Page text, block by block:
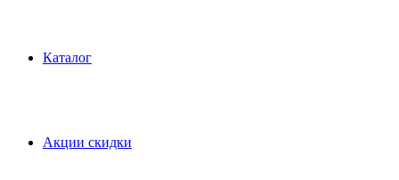
Каталог
Акции скидки